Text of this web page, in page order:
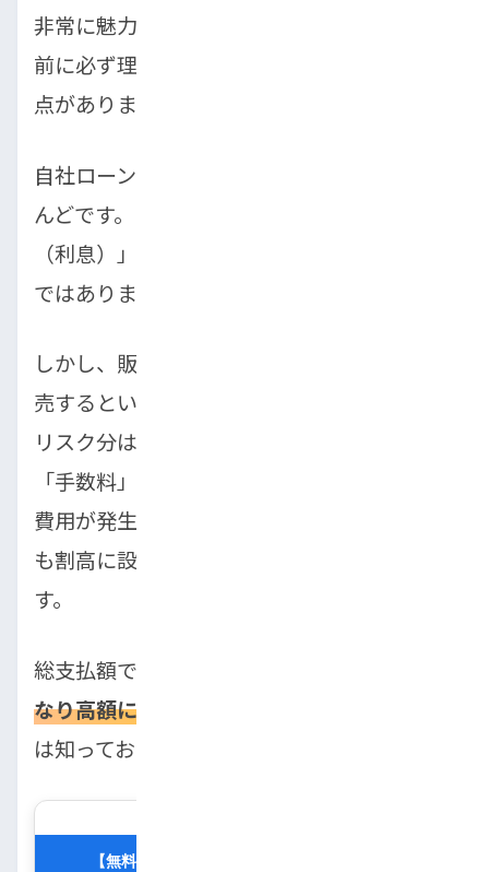
非常に魅力的な自社ローンですが、利用する
前に必ず理解しておくべきデメリットや注意
点があります。
自社ローンは「金利0%」を謳う業者がほと
んどです。これは、利息制限法上の「金利
（利息）」を受け取っていないため、間違い
ではありません。
しかし、販売店は審査が通らない人に車を販
売するというリスクを負っているため、その
リスク分は当然ながら価格に転嫁されます。
「手数料」や「保証料」といった名目で別途
費用が発生したり、車両本体価格が相場より
も割高に設定されていたりするのが一般的で
す。
総支払額で比較すると、
なり高額になるケースがほとんど
は知っておきましょう。
【無料】10秒で分かる！自社ローン審査診断